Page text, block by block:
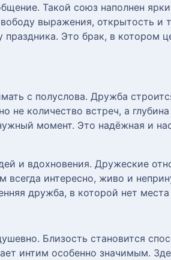
Такой союз наполнен
выражения, открытость и
Это брак, в котором
с полуслова. Дружба
не количество встреч, а
момент. Это надёжная и
и вдохновения. Дружеские
интересно, живо и
дружба, в которой нет места
Близость становится
интим особенно значимым.